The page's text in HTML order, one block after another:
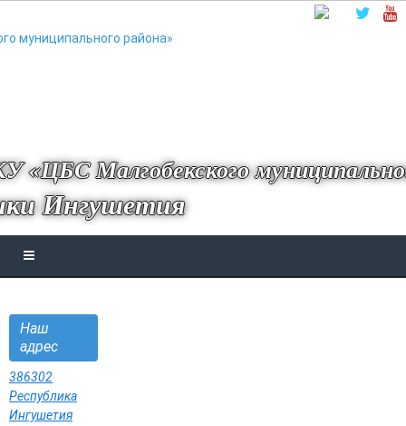
«ЦБС Малгобекского
Ингушетия
Наш
адрес
386302
Республика
Ингушетия